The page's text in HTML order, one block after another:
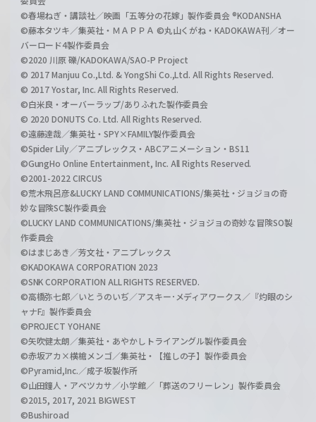
©春場ねぎ・講談社／映画「五等分の花嫁」製作委員会 ®KODANSHA
©藤本タツキ／集英社・ＭＡＰＰＡ ©丸山くがね・KADOKAWA刊／オー
バーロード4製作委員会
©2020 川原 礫/KADOKAWA/SAO-P Project
© 2017 Manjuu Co.,Ltd. & YongShi Co.,Ltd. All Rights Reserved.
© 2017 Yostar, Inc. All Rights Reserved.
©白米良・オーバーラップ/ありふれた製作委員会
© 2020 DONUTS Co. Ltd. All Rights Reserved.
©遠藤達哉／集英社・SPY×FAMILY製作委員会
©Spider Lily／アニプレックス・ABCアニメーション・BS11
©GungHo Online Entertainment, Inc. All Rights Reserved.
©2001-2022 CIRCUS
©荒木飛呂彦&LUCKY LAND COMMUNICATIONS/集英社・ジョジョの奇
妙な冒険SC製作委員会
©LUCKY LAND COMMUNICATIONS/集英社・ジョジョの奇妙な冒険SO製
作委員会
©はまじあき／芳文社・アニプレックス
©KADOKAWA CORPORATION 2023
©SNK CORPORATION ALL RIGHTS RESERVED.
©高橋弥七郎／いとうのいぢ／アスキー･メディアワークス／『灼眼のシ
ャナF』製作委員会
©PROJECT YOHANE
©矢吹健太朗／集英社・あやかしトライアングル製作委員会
©赤坂アカ×横槍メンゴ／集英社・【推しの子】製作委員会
©Pyramid,Inc.／成子坂製作所
©山田鐘人・アベツカサ／小学館／「葬送のフリーレン」製作委員会
©2015, 2017, 2021 BIGWEST
©Bushiroad